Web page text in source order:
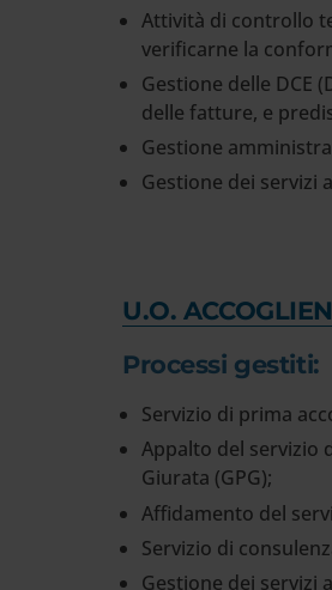
Attività di controllo
verificarne la
Gestione delle DCE
delle fatture, e
Gestione
Gestione dei servizi
U.O.
Processi gestiti:
Servizio di prima
Appalto del servizio
Giurata (GPG);
Affidamento del
Servizio di
Gestione dei servizi